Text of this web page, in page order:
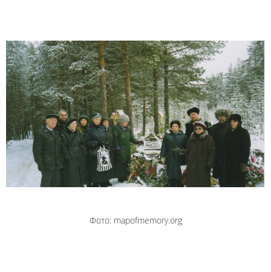
Фото: mapofmemory.org